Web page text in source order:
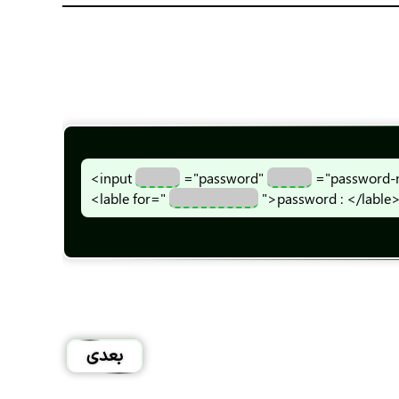
<input ="password"
<lable for="
">password : </
بعدی